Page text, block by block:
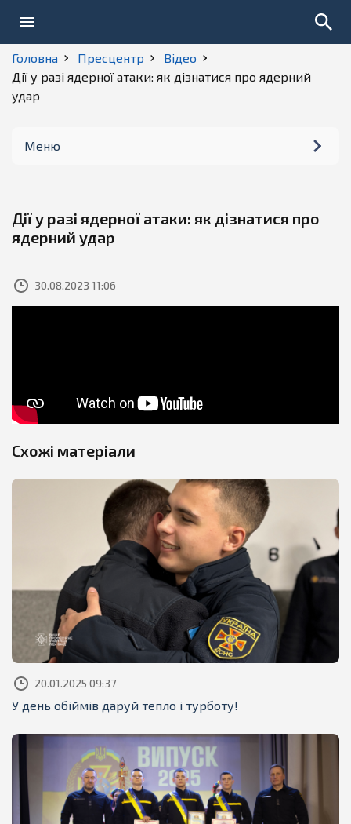
Головна Пресцентр
Відео
Дії у разі ядерної атаки: як дізнатися про ядерний
удар
Меню
Фото
Дії у разі ядерної атаки: як дізнатися про
ядерний удар
30.08.2023 11:06
Схожі матеріали
20.01.2025 09:37
У день обіймів даруй тепло і турботу!